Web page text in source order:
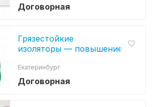
Договорная
Грязестойкие
изоляторы — повышение
ВЛ и подстанций
Договорная
Екатеринбург